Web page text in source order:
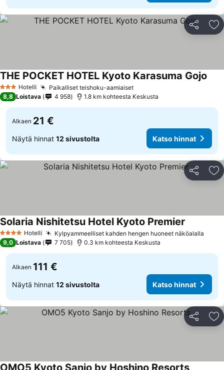
Jaa
3 Tähtiluokitus
Hotelli Paikalliset teishoku-aamiaisetKatso hinnat
THE POCKET HOTEL Kyoto Karasuma Gojo
8,8 Loistava 4 958 1.8 km kohteesta Keskusta
Alkaen 21 €
Näytä hinnat 12 sivustolta Katso hinnat
Jaa
4 Tähtiluokitus
Hotelli Kylpyammeelliset kahden hengen huoneet näköalalla
Solaria Nishitetsu Hotel Kyoto Premier
9,0 Loistava 7 705 0.3 km kohteesta Keskusta
Alkaen 111 €
Näytä hinnat 12 sivustolta Katso hinnat
Jaa
OMO5 Kyoto Sanjo by Hoshino Resorts